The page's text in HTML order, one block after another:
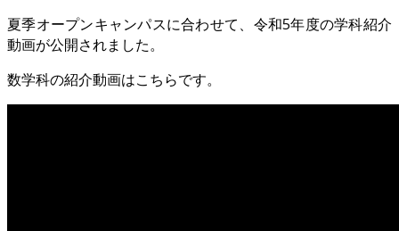
夏季オープンキャンパスに合わせて、令和5年度の学科紹介
動画が公開されました。
数学科の紹介動画はこちらです。